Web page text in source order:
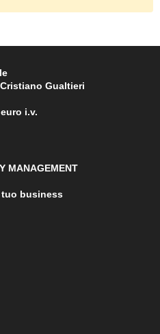
Gualtieri
i.v.
MANAGEMENT
business